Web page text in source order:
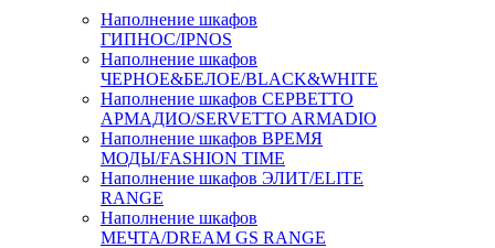
Наполнение шкафов
ГИПНОС/IPNOS
Наполнение шкафов
ЧЕРНОЕ&БЕЛОЕ/BLACK&WHITE
Наполнение шкафов СЕРВЕТТО
АРМАДИО/SERVETTO ARMADIO
Наполнение шкафов ВРЕМЯ
МОДЫ/FASHION TIME
Наполнение шкафов ЭЛИТ/ELITE
RANGE
Наполнение шкафов
МЕЧТА/DREAM GS RANGE